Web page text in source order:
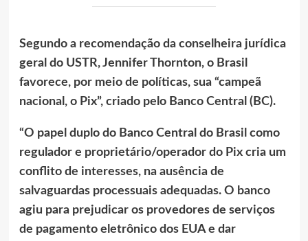
Segundo a recomendação da conselheira jurídica
geral do USTR, Jennifer Thornton, o Brasil
favorece, por meio de políticas, sua “campeã
nacional, o Pix”, criado pelo Banco Central (BC).
“O papel duplo do Banco Central do Brasil como
regulador e proprietário/operador do Pix cria um
conflito de interesses, na ausência de
salvaguardas processuais adequadas. O banco
agiu para prejudicar os provedores de serviços
de pagamento eletrônico dos EUA e dar